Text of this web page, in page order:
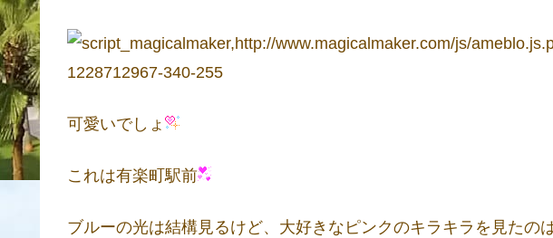
可愛いでしょ
これは有楽町駅前
ブルーの光は結構見るけど、大好きなピンクのキラキラを見たの